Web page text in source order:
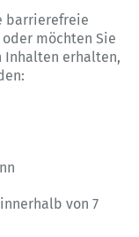
barrierefreie
möchten Sie
erhalten,
von 7